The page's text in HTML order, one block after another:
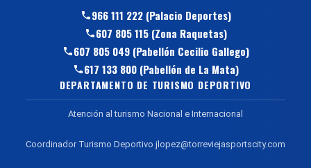
966 111 222 (Palacio Deportes)
607 805 115 (Zona Raquetas)
607 805 049 (Pabellón Cecilio Gallego)
617 133 800 (Pabellón de La Mata)
DEPARTAMENTO DE TURISMO DEPORTIVO
Atención al turismo Nacional e Internacional
Coordinador Turismo Deportivo jlopez@torreviejasportscity.com